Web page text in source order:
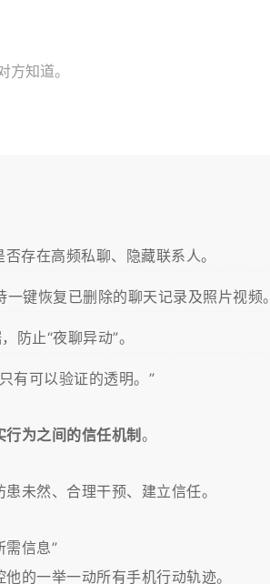
知道。
存在高频私聊、隐藏联系人。
键恢复已删除的聊天记录及照片视频。
防止“夜聊异动”。
有可以验证的透明。”
为之间的信任机制 。
未然、合理干预、建立信任。​
需信息”
的一举一动所有手机行动轨迹。